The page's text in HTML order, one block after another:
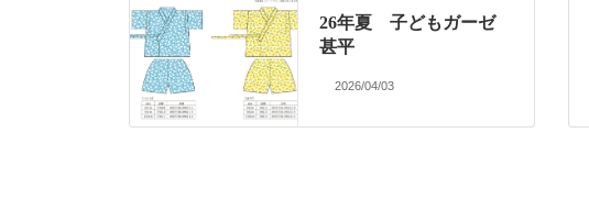
26年夏 子どもガーゼ
甚平
2026/04/03